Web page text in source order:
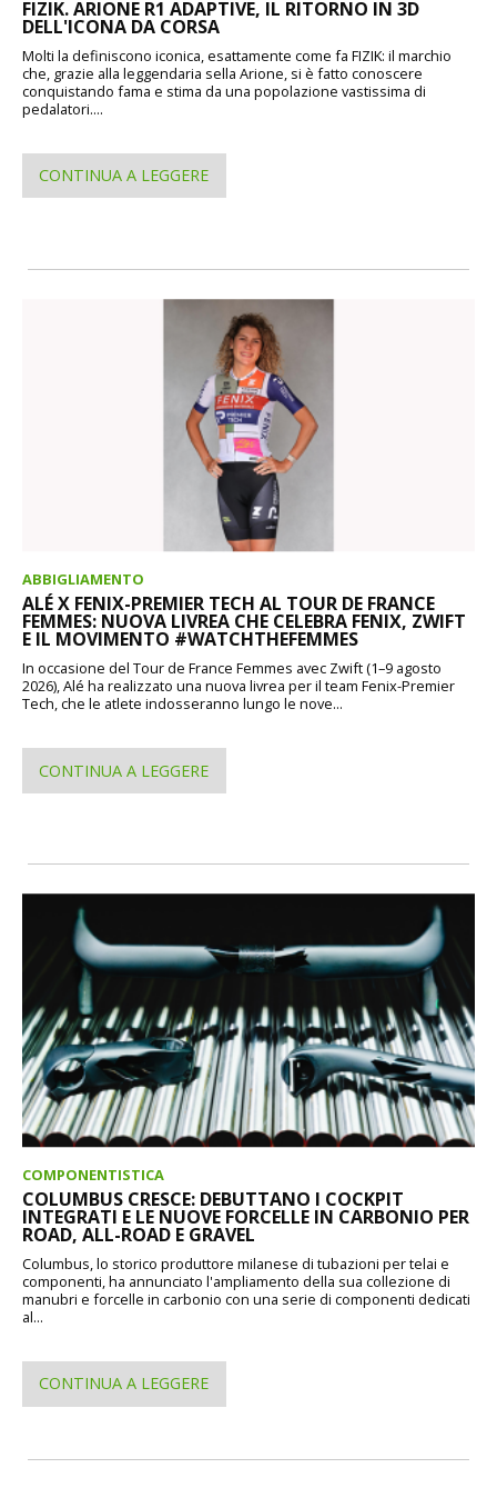
FIZIK. ARIONE R1 ADAPTIVE, IL RITORNO IN 3D
DELL'ICONA DA CORSA
Molti la definiscono iconica, esattamente come fa FIZIK: il marchio
che, grazie alla leggendaria sella Arione, si è fatto conoscere
conquistando fama e stima da una popolazione vastissima di
pedalatori....
CONTINUA A LEGGERE
ABBIGLIAMENTO
ALÉ X FENIX-PREMIER TECH AL TOUR DE FRANCE
FEMMES: NUOVA LIVREA CHE CELEBRA FENIX, ZWIFT
E IL MOVIMENTO #WATCHTHEFEMMES
In occasione del Tour de France Femmes avec Zwift (1–9 agosto
2026), Alé ha realizzato una nuova livrea per il team Fenix-Premier
Tech, che le atlete indosseranno lungo le nove...
CONTINUA A LEGGERE
COMPONENTISTICA
COLUMBUS CRESCE: DEBUTTANO I COCKPIT
INTEGRATI E LE NUOVE FORCELLE IN CARBONIO PER
ROAD, ALL-ROAD E GRAVEL
Columbus, lo storico produttore milanese di tubazioni per telai e
componenti, ha annunciato l'ampliamento della sua collezione di
manubri e forcelle in carbonio con una serie di componenti dedicati
al...
CONTINUA A LEGGERE